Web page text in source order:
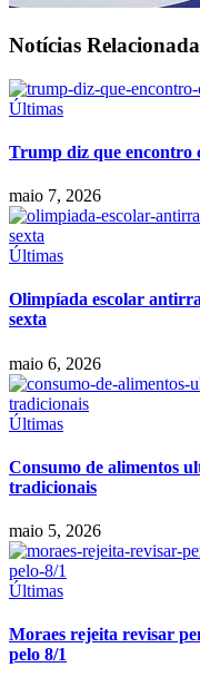
Notícias
Últimas
Trump diz que encontro
maio 7, 2026
Últimas
Olimpíada escolar
sexta
maio 6, 2026
Últimas
Consumo de alimentos
tradicionais
maio 5, 2026
Últimas
Moraes rejeita revisar
pelo 8/1